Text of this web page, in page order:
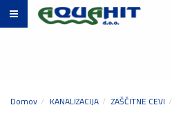
Domov KANALIZACIJA ZAŠČITNE CEVI